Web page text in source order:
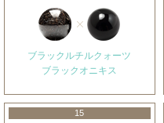
ブラックルチルクォーツ
ブラックオニキス
15